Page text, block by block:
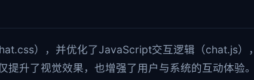
），并优化了JavaScript交互逻辑（chat.js），
升了视觉效果，也增强了用户与系统的互动体验。